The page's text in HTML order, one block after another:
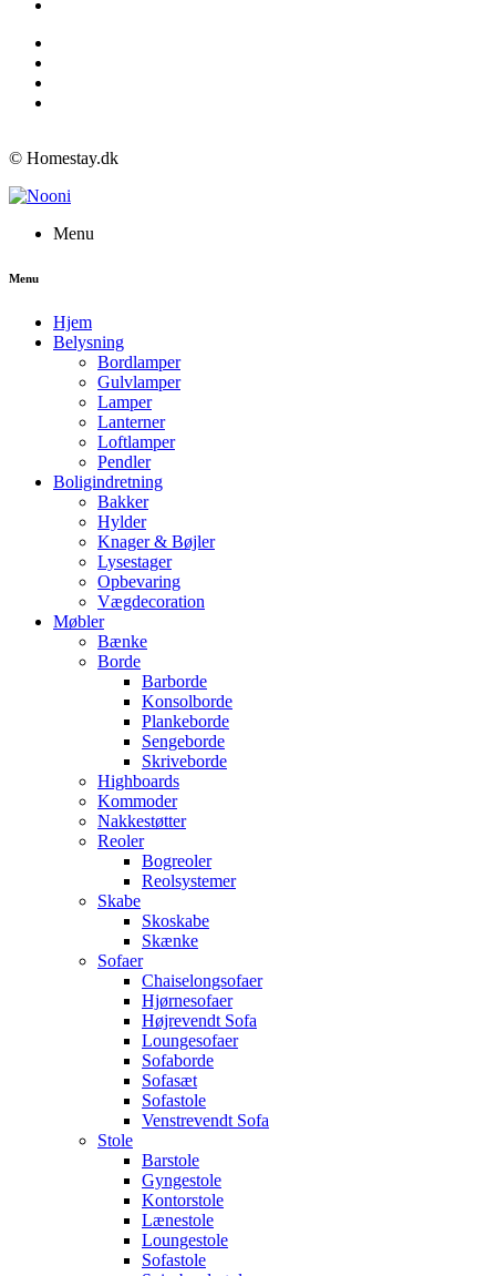
© Homestay.dk
Menu
Menu
Hjem
Belysning
Bordlamper
Gulvlamper
Lamper
Lanterner
Loftlamper
Pendler
Boligindretning
Bakker
Hylder
Knager & Bøjler
Lysestager
Opbevaring
Vægdecoration
Møbler
Bænke
Borde
Barborde
Konsolborde
Plankeborde
Sengeborde
Skriveborde
Highboards
Kommoder
Nakkestøtter
Reoler
Bogreoler
Reolsystemer
Skabe
Skoskabe
Skænke
Sofaer
Chaiselongsofaer
Hjørnesofaer
Højrevendt Sofa
Loungesofaer
Sofaborde
Sofasæt
Sofastole
Venstrevendt Sofa
Stole
Barstole
Gyngestole
Kontorstole
Lænestole
Loungestole
Sofastole